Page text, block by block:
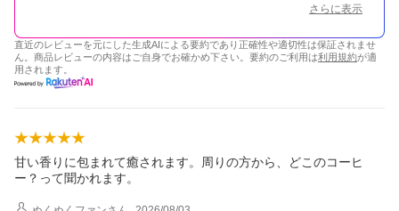
さらに表示
直近のレビューを元にした生成AIによる要約であり正確性や適切性は保証されませ
ん。商品レビューの内容はご自身でお確かめ下さい。要約のご利用は利用規約が適
用されます。
甘い香りに包まれて癒されます。周りの方から、どこのコーヒ
ー？って聞かれます。